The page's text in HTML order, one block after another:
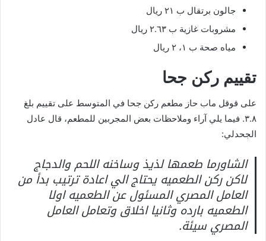
جالون برتقال ب ٢١ ريال
مشروبات غازية ب ٢.٦٣ ريال
مياه صحة ب ١، ٢ ريال
تقييم ركن جحا
على قوقل ماب حاز مطعم ركن جحا في المتوسط على تقييم بلغ
٣.٨. فيما يلي آراء وملاحظات بعض المجربين للمطعم، قال عادل
الجحدلي:
الشاورما طعمها لذيذ وساخنه اللحم والدجاج
لاكن ركن الطعميه يحتاج الي اعادة ترتيب بدأ من
العامل المصري المسئول عن الطعميه اولا
الطعميه بارده وثانيا اخلاق وتعامل العامل
المصري سيئة.